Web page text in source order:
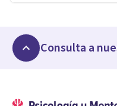
Consulta a